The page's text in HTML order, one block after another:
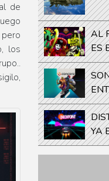
de
los
AL
ES
YA